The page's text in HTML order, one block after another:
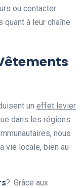
ou contacter
à leur chaîne
un effet levier
dans les régions
nous
vie locale, bien au-
?: Grâce aux